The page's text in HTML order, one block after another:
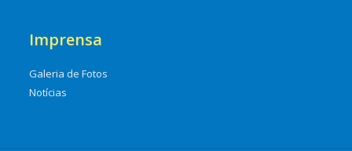
Imprensa
Galeria de Fotos
Notícias